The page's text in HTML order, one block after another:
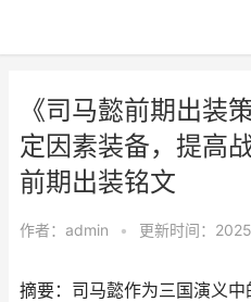
《司马懿前期出装
定因素装备，提高
前期出装铭文
作者： admin • 更新时间：
摘要：司马懿作为三国演义